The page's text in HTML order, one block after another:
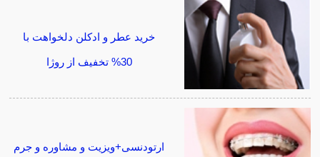
خرید عطر و ادکلن دلخواهت با
30% تخفیف از روژا
ارتودنسی+ویزیت و مشاوره و جرم